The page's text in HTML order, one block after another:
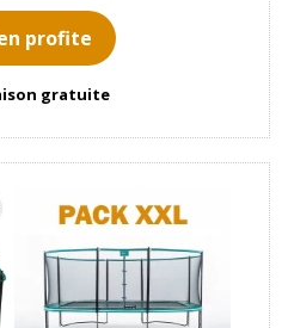
profite
gratuite